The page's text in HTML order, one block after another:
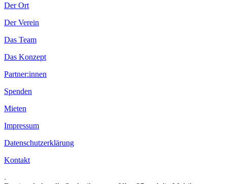
Der Ort
Der Verein
Das Team
Das Konzept
Partner:innen
Spenden
Mieten
Impressum
Datenschutzerklärung
Kontakt
.